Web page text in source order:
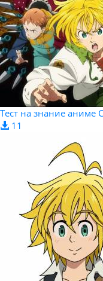
Тест на знание аниме
11